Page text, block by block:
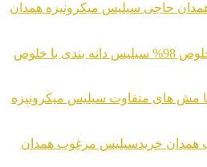
سیلیس میکرونیزه همدان
سیلیس دانه بندی با خلوص
سیلیس میکرونیزه
خریدسیلیس مرغوب همدان